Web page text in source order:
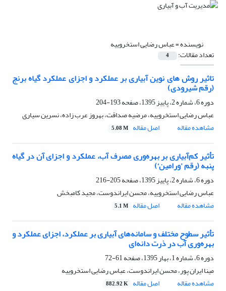
نویسنده =عباس رضایی استخروییه
تعداد مقالات: 4
تاثیر روش های نوین آبیاری بر عملکرد و اجزای عملکرد گیاه برنج
(رقم شیرودی)
دوره 6، شماره 2، پاییز 1395، صفحه
193-204
عباس رضایی استخروییه، مرضیه صداقت، بهروز عرب زاده، نسرین سیاری
مشاهده مقاله
اصل مقاله 5.08 M
تأثیر کم‌آبیاری بر بهره‌وری مصرف آب، عملکرد و اجزای آن در گیاه
پنبه (رقم ’ورامین‘)
دوره 6، شماره 2، پاییز 1395، صفحه
205-216
عباس رضایی استخروییه، محسن ایراندوست، مجید کامبخش
مشاهده مقاله
اصل مقاله 5.1 M
تأثیر سطوح مختلف و سامانه‌های آبیاری بر عملکرد، اجزای عملکرد و
بهره‌وری آب در ذرت دانه‌ای
دوره 6، شماره 1، بهار 1395، صفحه
61-72
مینا ایران پور، محسن ایراندوست، عباس رضایی استخروییه
مشاهده مقاله
اصل مقاله 882.92 K